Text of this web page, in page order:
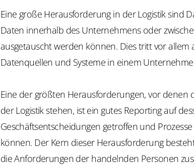
Eine große Herausforderung in der Logistik sind
Daten innerhalb des Unternehmens oder
ausgetauscht werden können. Dies tritt vor allem
Datenquellen und Systeme in einem
Eine der größten Herausforderungen, vor denen
der Logistik stehen, ist ein gutes Reporting auf
Geschäftsentscheidungen getroffen und
können. Der Kern dieser Herausforderung
die Anforderungen der handelnden Personen